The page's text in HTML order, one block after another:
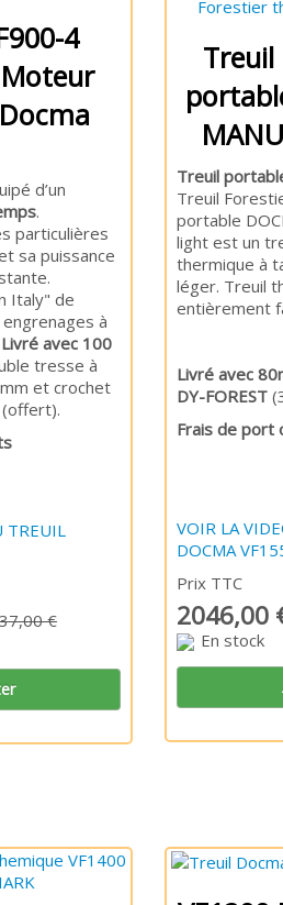
4
d’un
.
particulières
sa puissance
Italy" de
à
Livré avec 100
tresse à
et crochet
TREUIL
€
Treuil
Treuil
portable
light est un
thermique à
léger. Treuil
entièrement
Livré avec
DY-FOREST
Frais de port
VOIR LA
DOCMA
Prix TTC
2046,00
En stock